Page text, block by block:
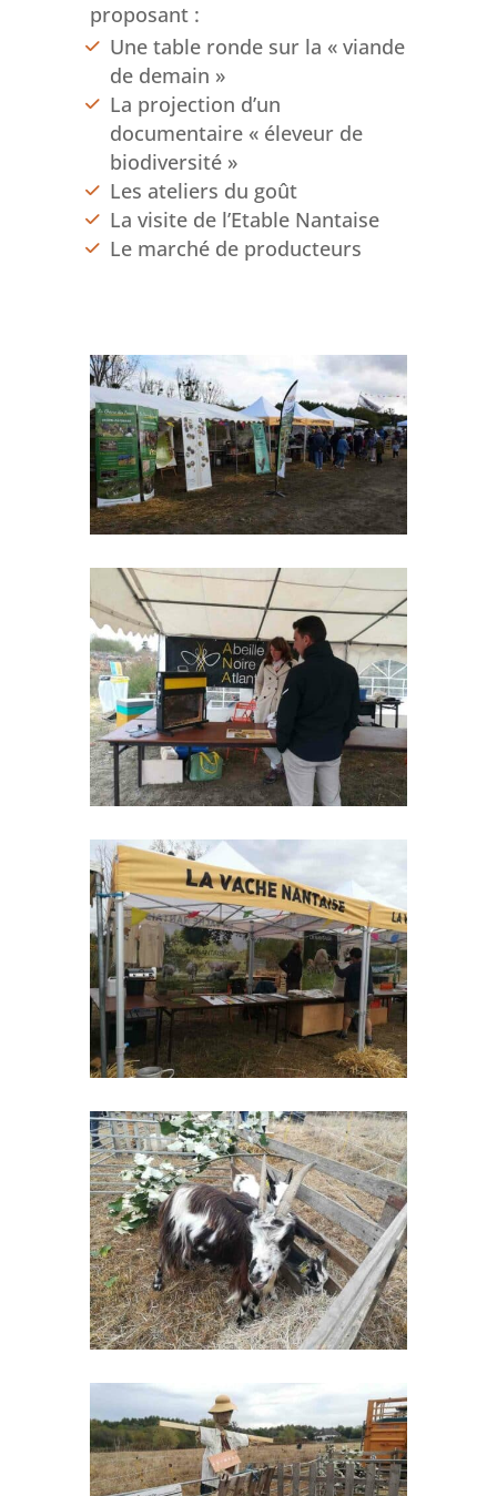
proposant :
Une table ronde sur la « viande
de demain »
La projection d’un
documentaire « éleveur de
biodiversité »
Les ateliers du goût
La visite de l’Etable Nantaise
Le marché de producteurs